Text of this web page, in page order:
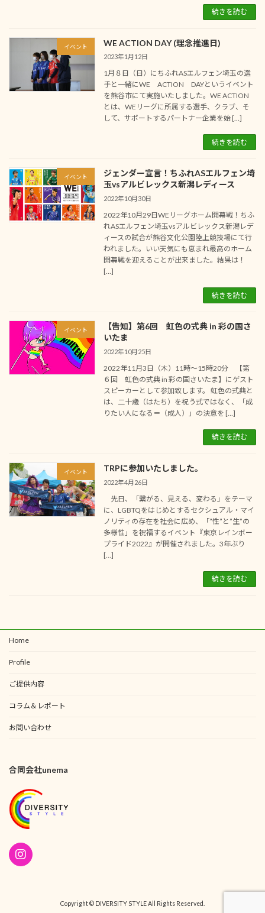
続きを読む
イベント WE ACTION DAY (理念推進日)
2023年1月12日
1月８日（日）にちふれASエルフェン埼玉の選
手と一緒にWE ACTION DAYというイベント
を熊谷市にて実施いたしました。WE ACTION
とは、WEリーグに所属する選手、クラブ、そ
して、サポートするパートナー企業を始 […]
続きを読む
イベント
ジェンダー宣言！ちふれASエルフェン埼
玉vsアルビレックス新潟レディース
2022年10月30日
2022年10月29日WEリーグホーム開幕戦！ちふ
れASエルフェン埼玉vsアルビレックス新潟レデ
ィースの試合が熊谷文化公園陸上競技場にて行
われました。いい天気にも恵まれ最高のホーム
開幕戦を迎えることが出来ました。結果は！
[…]
続きを読む
イベント
【告知】第6回 虹色の式典 in 彩の国さ
いたま
2022年10月25日
2022年11月3日（木）11時～15時20分 【第
６回 虹色の式典 in 彩の国さいたま】にゲスト
スピーカーとして参加致します。 虹色の式典と
は、二十歳（はたち）を祝う式ではなく、「成
りたい人になる＝（成人）」の決意を […]
続きを読む
イベント TRPに参加いたしました。
2022年4月26日
先日、「繋がる、見える、変わる」をテーマ
に、LGBTQをはじめとするセクシュアル・マイ
ノリティの存在を社会に広め、「”性”と”生”の
多様性」を祝福するイベント『東京レインボー
プライド2022』が開催されました。3年ぶり
[…]
続きを読む
Home
Profile
ご提供内容
コラム＆レポート
お問い合わせ
合同会社unema
Copyright © DIVERSITY STYLE All Rights Reserved.